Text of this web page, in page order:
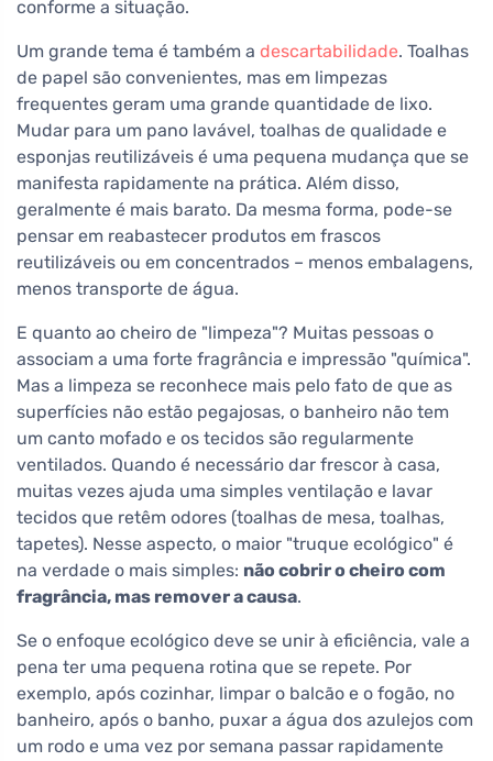
conforme a situação.
Um grande tema é também a descartabilidade. Toalhas
de papel são convenientes, mas em limpezas
frequentes geram uma grande quantidade de lixo.
Mudar para um pano lavável, toalhas de qualidade e
esponjas reutilizáveis é uma pequena mudança que se
manifesta rapidamente na prática. Além disso,
geralmente é mais barato. Da mesma forma, pode-se
pensar em reabastecer produtos em frascos
reutilizáveis ou em concentrados – menos embalagens,
menos transporte de água.
E quanto ao cheiro de "limpeza"? Muitas pessoas o
associam a uma forte fragrância e impressão "química".
Mas a limpeza se reconhece mais pelo fato de que as
superfícies não estão pegajosas, o banheiro não tem
um canto mofado e os tecidos são regularmente
ventilados. Quando é necessário dar frescor à casa,
muitas vezes ajuda uma simples ventilação e lavar
tecidos que retêm odores (toalhas de mesa, toalhas,
tapetes). Nesse aspecto, o maior "truque ecológico" é
na verdade o mais simples: não cobrir o cheiro com
fragrância, mas remover a causa.
Se o enfoque ecológico deve se unir à eficiência, vale a
pena ter uma pequena rotina que se repete. Por
exemplo, após cozinhar, limpar o balcão e o fogão, no
banheiro, após o banho, puxar a água dos azulejos com
um rodo e uma vez por semana passar rapidamente